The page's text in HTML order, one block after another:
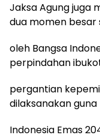
Jaksa Agung juga
dua momen besar
oleh Bangsa
perpindahan
pergantian
dilaksanakan
Indonesia Emas